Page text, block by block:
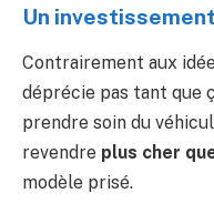
Un
Contrairement aux
déprécie pas tant que
prendre soin du
revendre plus cher
modèle prisé.